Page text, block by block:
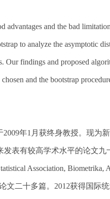
and the bad
to analyze the asymptotic
findings and proposed
and the bootstrap
年1月获终身教授。现为
发表有较高学术水平的论文
Association, Biometrika,
文二十多篇。2012获得国际